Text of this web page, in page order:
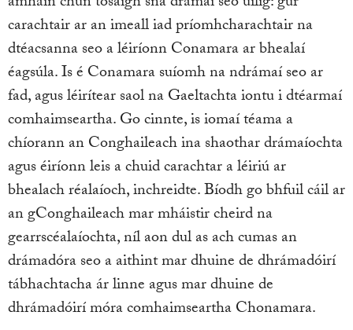
carachtair ar an imeall iad príomhcharachtair na
dtéacsanna seo a léiríonn Conamara ar bhealaí
éagsúla. Is é Conamara suíomh na ndrámaí seo ar
fad, agus léirítear saol na Gaeltachta iontu i dtéarmaí
comhaimseartha. Go cinnte, is iomaí téama a
chíorann an Conghaileach ina shaothar drámaíochta
agus éiríonn leis a chuid carachtar a léiriú ar
bhealach réalaíoch, inchreidte. Bíodh go bhfuil cáil ar
an gConghaileach mar mháistir cheird na
gearrscéalaíochta, níl aon dul as ach cumas an
drámadóra seo a aithint mar dhuine de dhrámadóirí
tábhachtacha ár linne agus mar dhuine de
dhrámadóirí móra comhaimseartha Chonamara.